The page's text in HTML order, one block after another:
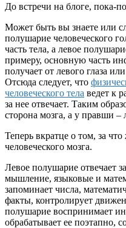
До встречи на блоге, пока-
Может быть вы знаете или
полушарие человеческого
часть тела, а левое
примеру, основную часть
получает от левого глаза
Отсюда следует, что
человеческого тела ведет к
за нее отвечает. Таким
сторона мозга, а у правши –
Теперь вкратце о том, за
человеческого мозга.
Левое полушарие отвечает
мышление, языковые и
запоминает числа,
факты, контролирует
полушарие воспринимает
обрабатывает ее поэтапно,